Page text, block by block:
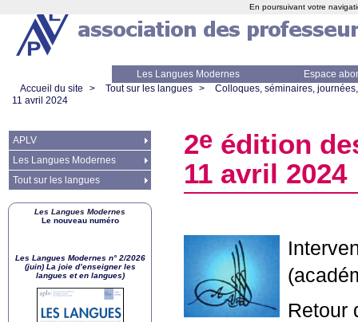
Les Langues Modernes
Espace
Accueil du site
> Tout sur les langues >
Colloques, séminaires,
11 avril 2024
2e édition
11 avril 2024
Retour
APLV
Les Langues Modernes
Tout sur les langues
Les Langues Modernes
Le nouveau numéro
Les Langues Modernes n° 2/2026
(juin) La joie d’enseigner les
langues et en langues)
En poursuivant votre